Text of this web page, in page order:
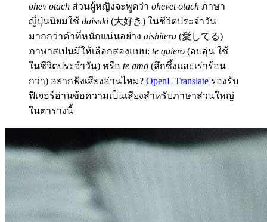
ohev otach ส่วนผู้หญิงจะพูดว่า ohevet otach ภาษา
ญี่ปุ่นนิยมใช้ daisuki (大好き) ในชีวิตประจำวัน
มากกว่าคำที่หนักแน่นอย่าง aishiteru (愛してる)
ภาษาสเปนมีให้เลือกสองแบบ: te quiero (อบอุ่น ใช้
ในชีวิตประจำวัน) หรือ te amo (ลึกซึ้งและเร่าร้อน
กว่า) อยากฟังเสียงอ่านไหม? OpenL Translate รองรับ
ฟีเจอร์อ่านข้อความเป็นเสียงสำหรับภาษาส่วนใหญ่
ในตารางนี้